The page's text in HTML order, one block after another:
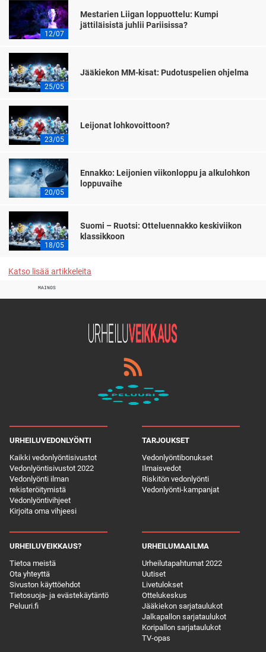
12/07
Mestarien Liigan loppuottelu: Kumpi
jättiläisistä juhlii Pariisissa?
25/05
Jääkiekon MM-kisat: Pudotuspelien ohjelma
23/05
Leijonat lohkovoittoon?
20/05
Ennakko: Leijonien viikonloppu ja alkulohkon
loppuvaihe
18/05
Suomi – Ruotsi: Otteluennakko keskiviikon
klassikkoon
Katso lisää artikkeleita
MAINOS
URHEILUVEDONLYÖNTI
Kaikki vedonlyöntisivustot
Vedonlyöntisivustot 2022
Vedonlyönti ilman
rekisteröitymistä
Vedonlyöntivihjeet
Kirjoita oma vihjeesi
TARJOUKSET
Vedonlyöntibonukset
Ilmaisvedot
Riskitön vedonlyönti
Vedonlyönti-kampanjat
URHEILUVEIKKAUS?
Tietoa meistä
Ota yhteyttä
Sivuston käyttöehdot
Tietosuoja- ja evästekäytäntö
Peluuri.fi
URHEILUMAAILMA
Urheilutapahtumat 2022
Uutiset
Livetulokset
Ottelukeskus
Jääkiekon sarjataulukot
Jalkapallon sarjataulukot
Koripallon sarjataulukot
TV-opas